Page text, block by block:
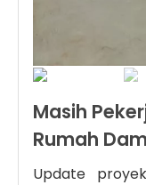
Masih
Rumah
Update